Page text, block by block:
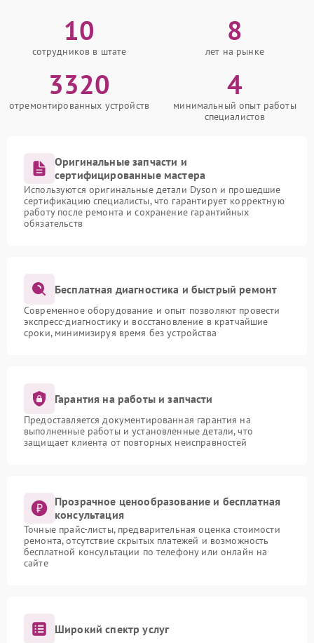
10
сотрудников в штате
8
лет на рынке
3320
отремонтированных устройств
4
минимальный опыт работы
специалистов
Оригинальные запчасти и
сертифицированные мастера
Используются оригинальные детали Dyson и прошедшие
сертификацию специалисты, что гарантирует корректную
работу после ремонта и сохранение гарантийных
обязательств
Бесплатная диагностика и быстрый ремонт
Современное оборудование и опыт позволяют провести
экспресс-диагностику и восстановление в кратчайшие
сроки, минимизируя время без устройства
Гарантия на работы и запчасти
Предоставляется документированная гарантия на
выполненные работы и установленные детали, что
защищает клиента от повторных неисправностей
Прозрачное ценообразование и бесплатная
консультация
Точные прайс-листы, предварительная оценка стоимости
ремонта, отсутствие скрытых платежей и возможность
бесплатной консультации по телефону или онлайн на
сайте
Широкий спектр услуг